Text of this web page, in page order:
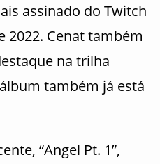
assinado do Twitch
2022. Cenat também
na trilha
também já está
“Angel Pt. 1”,